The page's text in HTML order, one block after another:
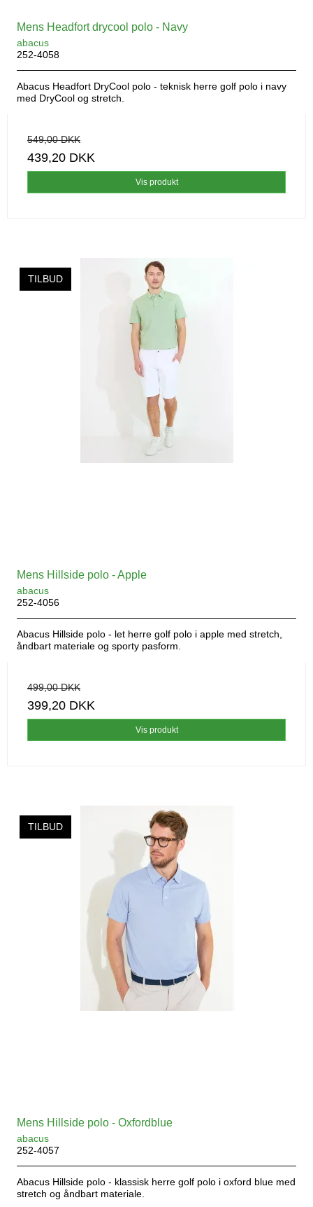
Mens Headfort drycool polo - Navy
abacus
252-4058
Abacus Headfort DryCool polo - teknisk herre golf polo i navy
med DryCool og stretch.
549,00 DKK
439,20 DKK
Vis produkt
TILBUD
Mens Hillside polo - Apple
abacus
252-4056
Abacus Hillside polo - let herre golf polo i apple med stretch,
åndbart materiale og sporty pasform.
499,00 DKK
399,20 DKK
Vis produkt
TILBUD
Mens Hillside polo - Oxfordblue
abacus
252-4057
Abacus Hillside polo - klassisk herre golf polo i oxford blue med
stretch og åndbart materiale.